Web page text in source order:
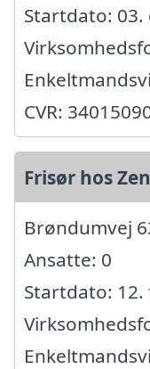
Startdato:
CVR:
Frisør hos
Brøndumvej
Ansatte: 0
Startdato: 12.